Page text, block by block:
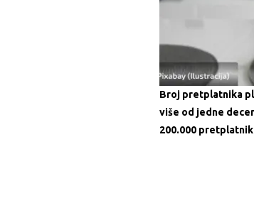
Broj pretplatnika
više od jedne
200.000